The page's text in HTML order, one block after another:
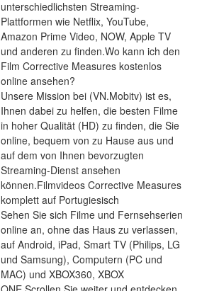
unterschiedlichsten Streaming-
Plattformen wie Netflix, YouTube,
Amazon Prime Video, NOW, Apple TV
und anderen zu finden.Wo kann ich den
Film Corrective Measures kostenlos
online ansehen?
Unsere Mission bei (VN.Mobitv) ist es,
Ihnen dabei zu helfen, die besten Filme
in hoher Qualität (HD) zu finden, die Sie
online, bequem von zu Hause aus und
auf dem von Ihnen bevorzugten
Streaming-Dienst ansehen
können.Filmvideos Corrective Measures
komplett auf Portugiesisch
Sehen Sie sich Filme und Fernsehserien
online an, ohne das Haus zu verlassen,
auf Android, iPad, Smart TV (Philips, LG
und Samsung), Computern (PC und
MAC) und XBOX360, XBOX